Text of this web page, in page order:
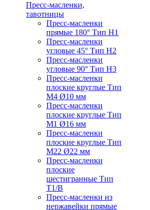
Пресс-масленки,
тавотницы
Пресс-масленки
прямые 180° Тип H1
Пресс-масленки
угловые 45° Тип H2
Пресс-масленки
угловые 90° Тип H3
Пресс-масленки
плоские круглые Тип
M4 Ø10 мм
Пресс-масленки
плоские круглые Тип
M1 Ø16 мм
Пресс-масленки
плоские круглые Тип
M22 Ø22 мм
Пресс-масленки
плоские
шестигранные Тип
T1/B
Пресс-масленки из
нержавейки прямые